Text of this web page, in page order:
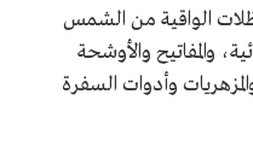
الواقية من الشمس
والمفاتيح والأوشحة
وأدوات السفرة